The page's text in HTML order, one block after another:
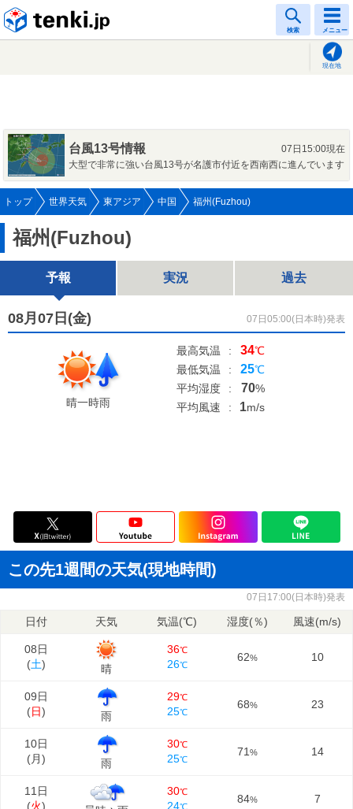
検索 メニュー
現在地
台風13号情報
07日15:00現在
大型で非常に強い台風13号が名護市付近を西南西に進んでいます
トップ 世界天気 東アジア 中国 福州(Fuzhou)
福州(Fuzhou)
予報 実況 過去
08月07日(金) 07日05:00(日本時)発表
晴一時雨
最高気温 : 34℃
最低気温
: 25℃
平均湿度
: 70%
平均風速
: 1m/s
この先1週間の天気(現地時間)
07日17:00(日本時)発表
日付 天気 気温(℃) 湿度(％) 風速(m/s)
08日
(土) 晴
36℃
26℃
62% 10
09日
(日) 雨
29℃
25℃
68% 23
10日
(月) 雨
30℃
25℃
71 % 14
11日
(火)
30℃
24℃
84% 7